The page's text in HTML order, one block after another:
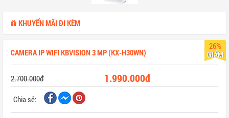
KHUYẾN MÃI ĐI KÈM
CAMERA IP WIFI KBVISION 3 MP (KX-H30WN)
2.700.000đ 1.990.000đ
Chia sẻ:
26%
GIẢM